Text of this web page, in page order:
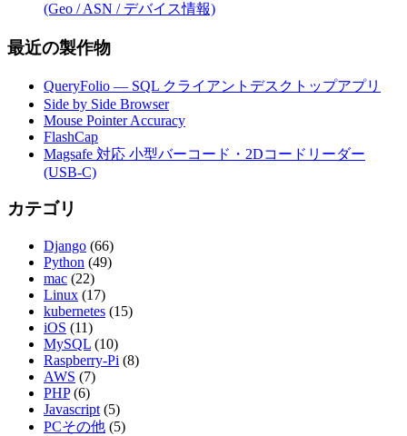
(Geo / ASN / デバイス情報)
最近の製作物
QueryFolio — SQL クライアントデスクトップアプリ
Side by Side Browser
Mouse Pointer Accuracy
FlashCap
Magsafe 対応 小型バーコード・2Dコードリーダー
(USB-C)
カテゴリ
Django (66)
Python (49)
mac (22)
Linux (17)
kubernetes (15)
iOS (11)
MySQL (10)
Raspberry-Pi (8)
AWS (7)
PHP (6)
Javascript (5)
PCその他 (5)